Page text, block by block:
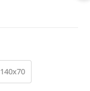
140x70